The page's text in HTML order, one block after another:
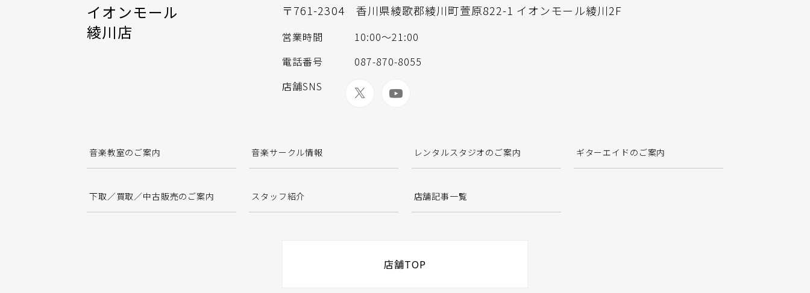
イオンモール
綾川店
〒761-2304 香川県綾歌郡綾川町萱原822-1 イオンモール綾川2F
営業時間
10:00～21:00
電話番号
087-870-8055
店舗SNS
音楽教室のご案内 音楽サークル情報 レンタルスタジオのご案内 ギターエイドのご案内
下取／買取／中古販売のご案内 スタッフ紹介 店舗記事一覧
店舗TOP